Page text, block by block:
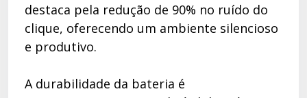
destaca pela redução de 90% no ruído do
clique, oferecendo um ambiente silencioso
e produtivo.
A durabilidade da bateria é